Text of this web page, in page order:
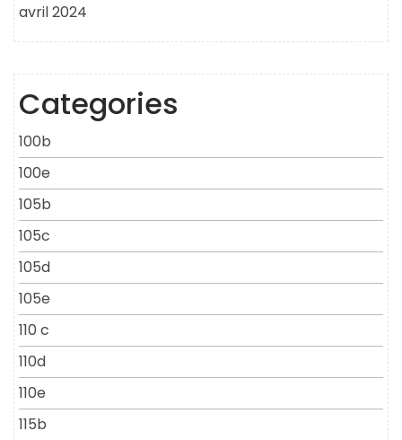
avril 2024
Categories
100b
100e
105b
105c
105d
105e
110 c
110d
110e
115b